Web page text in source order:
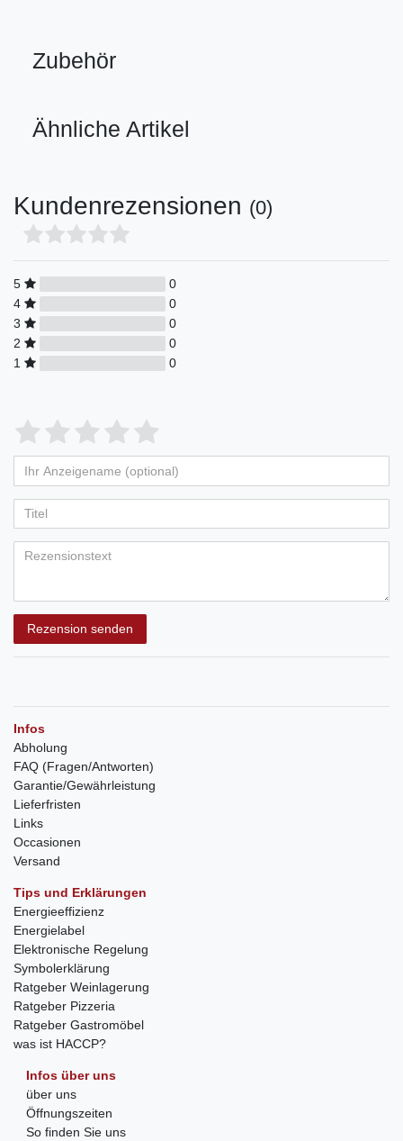
Zubehör
Ähnliche Artikel
Kundenrezensionen (0)
5
0
4
0
3
0
2
0
1
0
Rezension senden
Infos
Abholung
FAQ (Fragen/Antworten)
Garantie/Gewährleistung
Lieferfristen
Links
Occasionen
Versand
Tips und Erklärungen
Energieeffizienz
Energielabel
Elektronische Regelung
Symbolerklärung
Ratgeber Weinlagerung
Ratgeber Pizzeria
Ratgeber Gastromöbel
was ist HACCP?
Infos über uns
über uns
Öffnungszeiten
So finden Sie uns